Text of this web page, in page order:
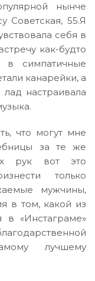
нынче
Советская, 55.Я
себя в
как-будто
симпатичные
канарейки, а
настраивала
что могут мне
за те же
рук вот это
только
мужчины,
в том, какой из
в «Инстаграме»
лучшему